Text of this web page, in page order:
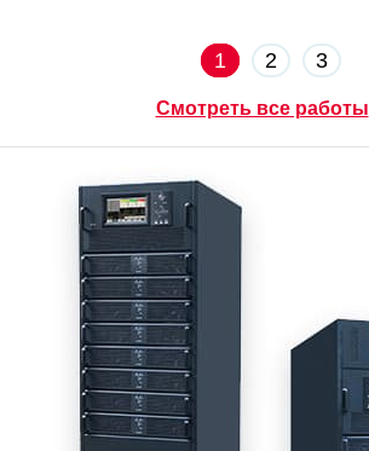
1 2 3
Смотреть все работы